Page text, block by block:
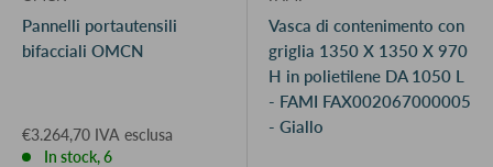
Pannelli portautensili
bifacciali OMCN
€3.264,70 IVA esclusa
In stock, 6
Vasca di contenimento con
griglia 1350 X 1350 X 970
H in polietilene DA 1050 L
- FAMI FAX002067000005
- Giallo